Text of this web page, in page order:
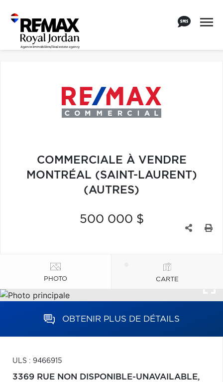
COMMERCIALE À VENDRE
MONTRÉAL (SAINT-LAURENT)
(AUTRES)
500 000 $
PHOTO CARTE
OBTENIR PLUS DE DÉTAILS
ULS : 9466915
3369 RUE NON DISPONIBLE-UNAVAILABLE,